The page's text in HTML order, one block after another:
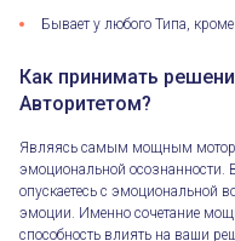
Бывает у любого Типа,
Как принимать
Авторитетом?
Являясь самым мощным
эмоциональной осознанности.
опускаетесь с эмоциональной
эмоции. Именно сочетание
способность влиять на ваши